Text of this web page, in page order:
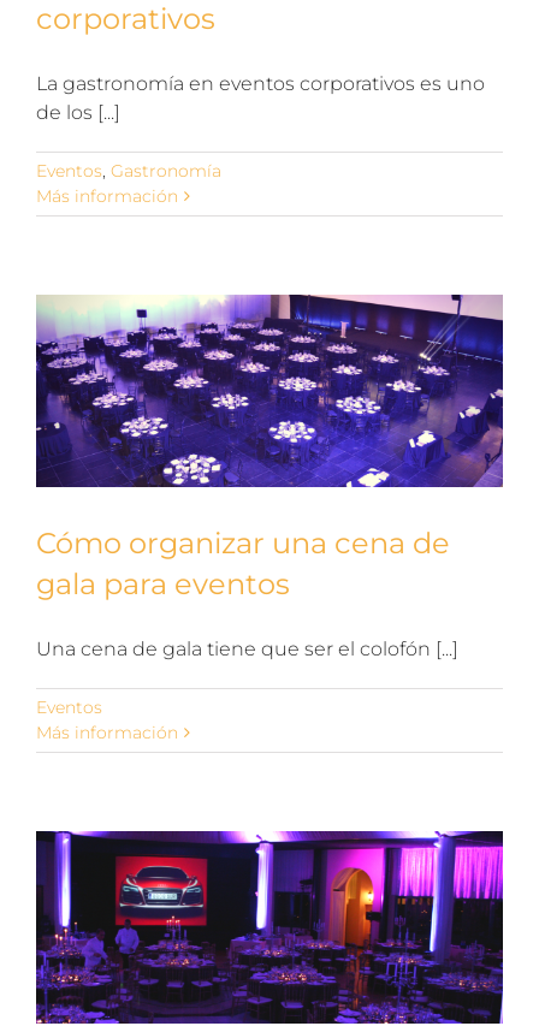
corporativos
La gastronomía en eventos corporativos es uno
de los [...]
Eventos, Gastronomía
Más información
Cómo organizar una cena de
gala para eventos
Una cena de gala tiene que ser el colofón [...]
Eventos
Más información